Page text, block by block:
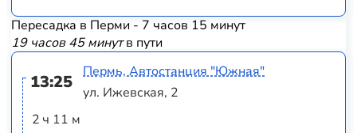
Пересадка в Перми - 7 часов 15 минут
19 часов 45 минутв пути
13:25
2 ч 11 м
Пермь, Автостанция "Южная"
ул. Ижевская, 2